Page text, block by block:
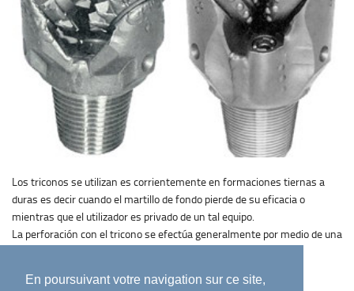
En poursuivant votre navigation sur ce site,
Los triconos se utilizan es corrientemente en formaciones tiernas a
duras es decir cuando el martillo de fondo pierde de su eficacia o
mientras que el utilizador es privado de un tal equipo.
La perforación con el tricono se efectúa generalmente por medio de una
Existen dos familias de broca tricónica: